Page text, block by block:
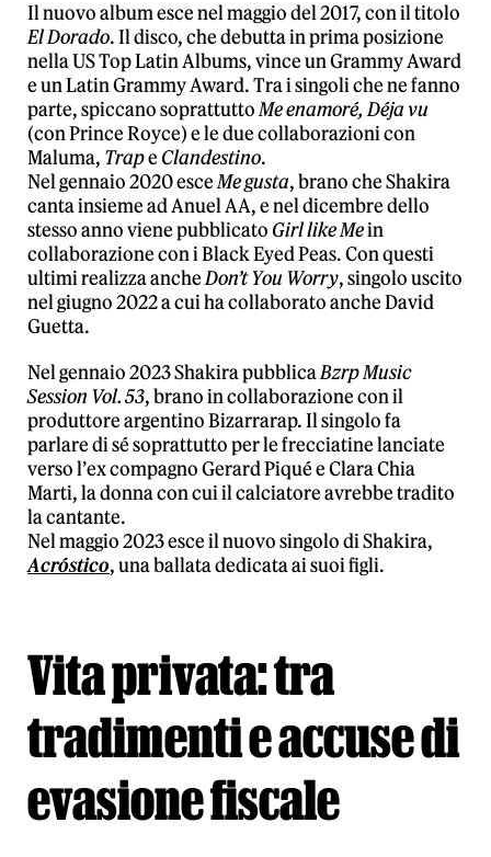
Il nuovo album esce nel maggio del 2017, con il titolo
El Dorado. Il disco, che debutta in prima posizione
nella US Top Latin Albums, vince un Grammy Award
e un Latin Grammy Award. Tra i singoli che ne fanno
parte, spiccano soprattuttoMe enamoré, Déja vu
(con Prince Royce) e le due collaborazioni con
Maluma, Trape Clandestino.
Nel gennaio 2020 esceMe gusta, brano che Shakira
canta insieme ad Anuel AA, e nel dicembre dello
stesso anno viene pubblicato Girl like Mein
collaborazione con i Black Eyed Peas. Con questi
ultimi realizza ancheDon’t You Worry, singolo uscito
nel giugno 2022 a cui ha collaborato anche David
Guetta.
Nel gennaio 2023 Shakira pubblicaBzrp Music
Session Vol. 53, brano in collaborazione con il
produttore argentino Bizarrarap. Il singolo fa
parlare di sé soprattutto per le frecciatine lanciate
verso l’ex compagno Gerard Piqué e Clara Chia
Marti, la donna con cui il calciatore avrebbe tradito
la cantante.
Nel maggio 2023 esce il nuovo singolo di Shakira,
Acróstico, una ballata dedicata ai suoi figli.
Vita privata: tra
tradimenti e accuse di
evasione fiscale